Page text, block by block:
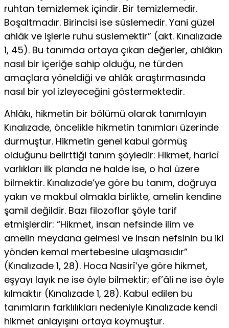
ruhtan temizle­mek içindir. Bir temizlemedir.
Boşaltmadır. Birincisi ise süslemedir. Yani güzel
ahlâk ve işlerle ruhu süslemektir” (akt. Kınalızade
1, 45). Bu tanımda ortaya çı­kan değerler, ahlâkın
nasıl bir içeriğe sahip olduğu, ne türden
amaçlara yöneldi­ği ve ahlâk araştırmasında
nasıl bir yol izleyeceğini göstermektedir.
Ahlâkı, hikmetin bir bölümü olarak tanımlayın
Kınalızade, öncelikle hikme­tin tanımları üzerinde
durmuştur. Hikmetin genel kabul görmüş
olduğunu belirt­tiği tanım şöyledir: Hikmet, haricî
varlıkları ilk planda ne halde ise, o hal üzere
bilmektir. Kınalızade’ye göre bu tanım, doğruya
yakın ve makbul olmakla birlik­te, amelin kendine
şamil değildir. Bazı filozoflar şöyle tarif
etmişlerdir: “Hikmet, insan nefsinde ilim ve
amelin meydana gelmesi ve insan nefsinin bu iki
yönden kemal mertebesine ulaşmasıdır”
(Kınalızade 1, 28). Hoca Nasirî’ye göre hikmet,
eşyayı layık ne ise öyle bilmektir; ef’âli ne ise öyle
kılmaktır (Kınalızade 1, 28). Kabul edilen bu
tanımların farklılıkları nedeniyle Kınalızade kendi
hikmet anla­yışını ortaya koymuştur.